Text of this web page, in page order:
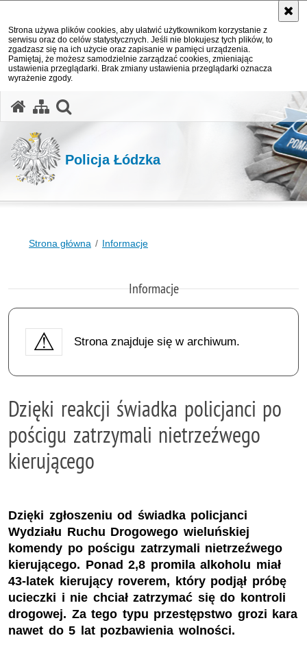
Strona używa plików cookies, aby ułatwić użytkownikom korzystanie z
serwisu oraz do celów statystycznych. Jeśli nie blokujesz tych plików, to
zgadzasz się na ich użycie oraz zapisanie w pamięci urządzenia.
Pamiętaj, że możesz samodzielnie zarządzać cookies, zmieniając
ustawienia przeglądarki. Brak zmiany ustawienia przeglądarki oznacza
wyrażenie zgody.
Policja Łódzka
Strona główna Informacje
Informacje
Strona znajduje się w archiwum.
Dzięki reakcji świadka policjanci po
pościgu zatrzymali nietrzeźwego
kierującego
Dzięki zgłoszeniu od świadka policjanci
Wydziału Ruchu Drogowego wieluńskiej
komendy po pościgu zatrzymali nietrzeźwego
kierującego. Ponad 2,8 promila alkoholu miał
43-latek kierujący roverem, który podjął próbę
ucieczki i nie chciał zatrzymać się do kontroli
drogowej. Za tego typu przestępstwo grozi kara
nawet do 5 lat pozbawienia wolności.